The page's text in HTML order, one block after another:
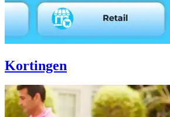
Kortingen